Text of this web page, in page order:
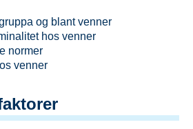
og blant venner
hos venner
normer
venner